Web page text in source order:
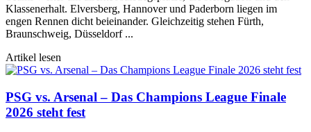
Klassenerhalt. Elversberg, Hannover und Paderborn liegen im
engen Rennen dicht beieinander. Gleichzeitig stehen Fürth,
Braunschweig, Düsseldorf ...
Artikel lesen
PSG vs. Arsenal – Das Champions League Finale
2026 steht fest